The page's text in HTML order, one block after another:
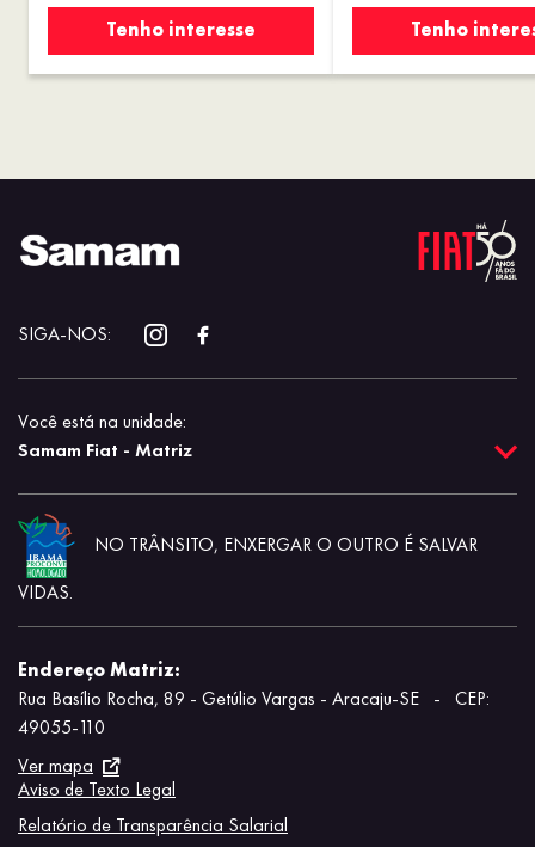
Tenho interesse Tenho
SIGA-NOS:
Você está na unidade:
Samam Fiat - Matriz
NO TRÂNSITO, ENXERGAR O OUTRO É SALVAR
VIDAS.
Endereço Matriz:
Rua Basílio Rocha, 89 - Getúlio Vargas - Aracaju-SE
-
CEP:
49055-110
Ver mapa
Aviso de Texto Legal
Relatório de Transparência Salarial